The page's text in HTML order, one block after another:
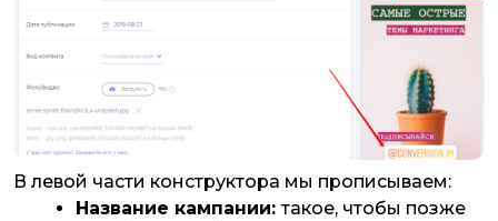
В левой части конструктора мы прописываем:
Название кампании:такое, чтобы позже